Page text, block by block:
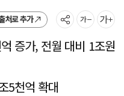
처로 추가
증가, 전월 대비 1조원
5천억 확대